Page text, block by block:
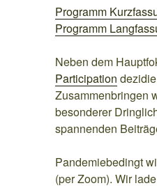
Programm
Programm
Neben dem
Participation
Zusammenbringen
besonderer
spannenden
Pandemiebedingt
(per Zoom). Wir